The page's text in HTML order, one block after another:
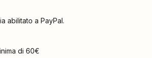
abilitato a PayPal.
di 60€